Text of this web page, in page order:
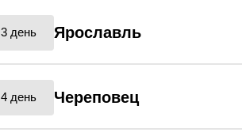
3 день Ярославль
4 день Череповец